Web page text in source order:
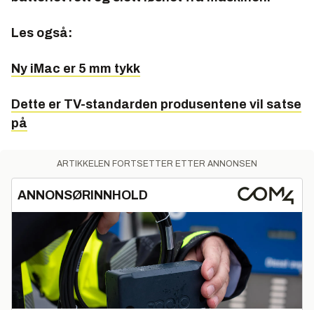
Les også:
Ny iMac er 5 mm tykk
Dette er TV-standarden produsentene vil satse
på
ARTIKKELEN FORTSETTER ETTER ANNONSEN
ANNONSØRINNHOLD